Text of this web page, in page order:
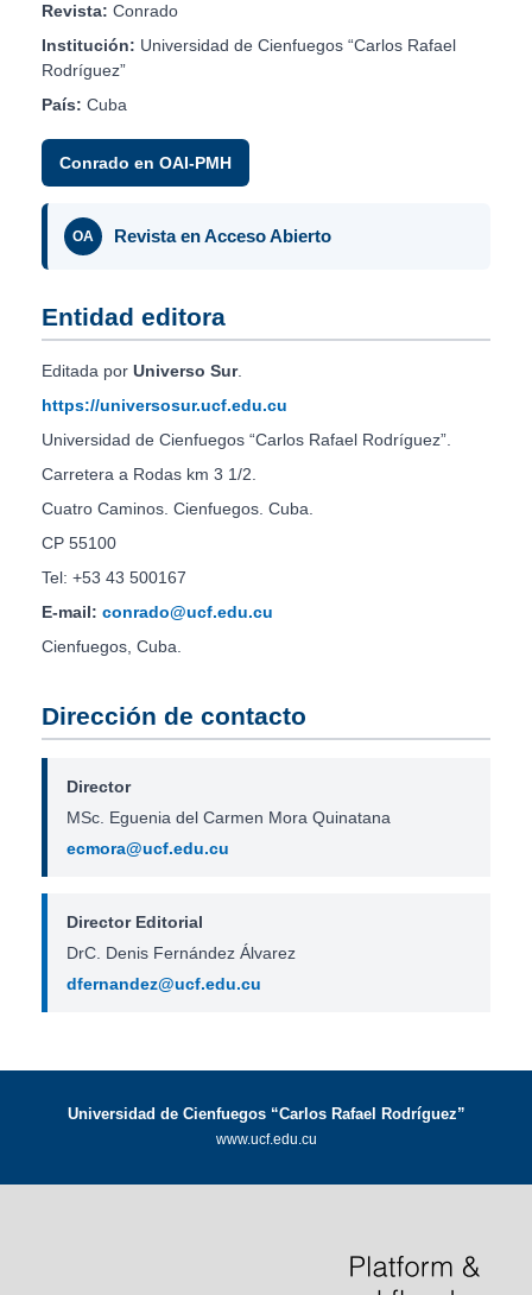
Revista: Conrado
Institución: Universidad de Cienfuegos “Carlos Rafael
Rodríguez”
País: Cuba
Conrado en OAI-PMH
OA Revista en Acceso Abierto
Entidad editora
Editada por Universo Sur.
https://universosur.ucf.edu.cu
Universidad de Cienfuegos “Carlos Rafael Rodríguez”.
Carretera a Rodas km 3 1/2.
Cuatro Caminos. Cienfuegos. Cuba.
CP 55100
Tel: +53 43 500167
E-mail: conrado@ucf.edu.cu
Cienfuegos, Cuba.
Dirección de contacto
Director
MSc. Eguenia del Carmen Mora Quinatana
ecmora@ucf.edu.cu
Director Editorial
DrC. Denis Fernández Álvarez
dfernandez@ucf.edu.cu
Universidad de Cienfuegos “Carlos Rafael Rodríguez”
www.ucf.edu.cu